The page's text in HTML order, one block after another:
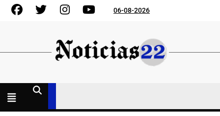
Skip
FacebookGorjeo InstagramYouTube06-08-2026